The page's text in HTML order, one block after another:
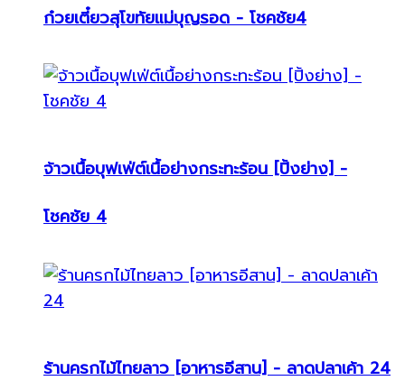
ก๋วยเตี๋ยวสุโขทัยแม่บุญรอด - โชคชัย4
จ้าวเนื้อบุฟเฟ่ต์เนื้อย่างกระทะร้อน [ปิ้งย่าง] -
โชคชัย 4
ร้านครกไม้ไทยลาว [อาหารอีสาน] - ลาดปลาเค้า 24